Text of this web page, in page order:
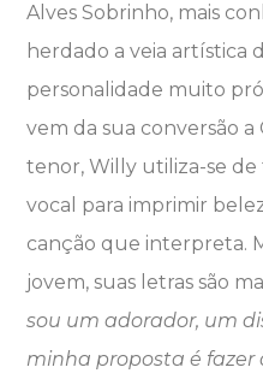
Alves Sobrinho, mais
herdado a veia artística
personalidade muito
vem da sua conversão a
tenor, Willy utiliza-se de
vocal para imprimir
canção que interpreta.
jovem, suas letras são
sou um adorador, um
minha proposta é fazer